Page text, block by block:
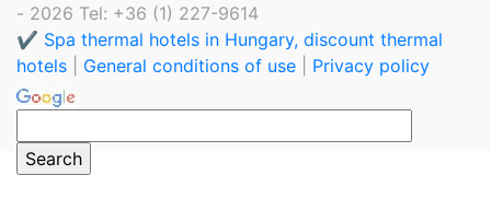
- 2026 Tel: +36 (1) 227-9614
✔️ Spa thermal hotels in Hungary, discount thermal
hotels
General conditions of use Privacy policy